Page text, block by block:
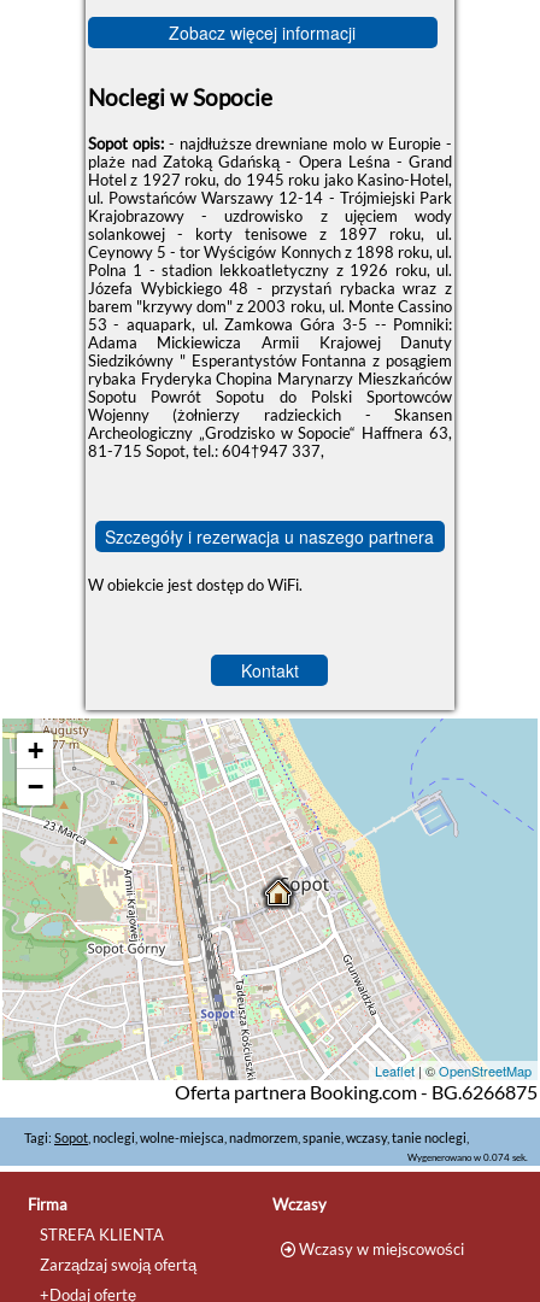
Zobacz więcej informacji
Noclegi w Sopocie
Sopot opis: - najdłuższe drewniane molo w Europie -
plaże nad Zatoką Gdańską - Opera Leśna - Grand
Hotel z 1927 roku, do 1945 roku jako Kasino-Hotel,
ul. Powstańców Warszawy 12-14 - Trójmiejski Park
Krajobrazowy - uzdrowisko z ujęciem wody
solankowej - korty tenisowe z 1897 roku, ul.
Ceynowy 5 - tor Wyścigów Konnych z 1898 roku, ul.
Polna 1 - stadion lekkoatletyczny z 1926 roku, ul.
Józefa Wybickiego 48 - przystań rybacka wraz z
barem "krzywy dom" z 2003 roku, ul. Monte Cassino
53 - aquapark, ul. Zamkowa Góra 3-5 -- Pomniki:
Adama Mickiewicza Armii Krajowej Danuty
Siedzikówny " Esperantystów Fontanna z posągiem
rybaka Fryderyka Chopina Marynarzy Mieszkańców
Sopotu Powrót Sopotu do Polski Sportowców
Wojenny (żołnierzy radzieckich - Skansen
Archeologiczny „Grodzisko w Sopocie“ Haffnera 63,
81-715 Sopot, tel.: 604†947 337,
Szczegóły i rezerwacja u naszego partnera
W obiekcie jest dostęp do WiFi.
Kontakt
+
−
Leaflet| ©OpenStreetMap
Oferta partnera Booking.com - BG.6266875
Tagi: Sopot , noclegi, wolne-miejsca, nadmorzem, spanie, wczasy, tanie noclegi,
Wygenerowano w 0.074 sek.
Firma
STREFA KLIENTA
Zarządzaj swoją ofertą
+Dodaj ofertę
Wczasy
Wczasy w miejscowości